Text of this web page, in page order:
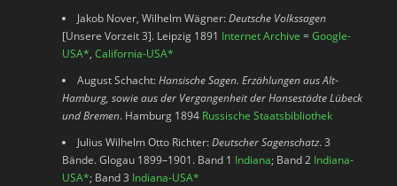
Jakob Nover, Wilhelm Wägner:Deutsche Volkssagen
[Unsere Vorzeit 3]. Leipzig 1891 Internet Archive =Google-
USA*,California-USA*
August Schacht:Hansische Sagen. Erzählungen aus Alt-
Hamburg, sowie aus der Vergangenheit der Hansestädte Lübeck
und Bremen. Hamburg 1894 Russische Staatsbibliothek
Julius Wilhelm Otto Richter:Deutscher Sagenschatz. 3
Bände. Glogau 1899–1901. Band 1 Indiana; Band 2 Indiana-
USA*; Band 3 Indiana-USA*